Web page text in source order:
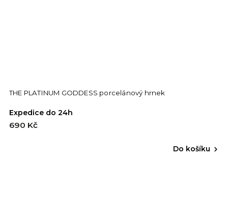
THE PLATINUM GODDESS porcelánový hrnek
Expedice do 24h
690 Kč
Do košíku